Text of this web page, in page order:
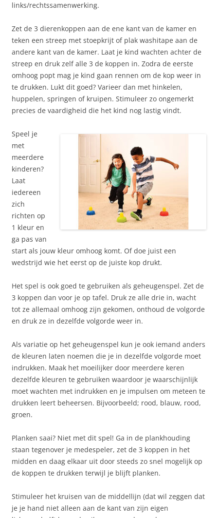
links/rechtssamenwerking.
Zet de 3 dierenkoppen aan de ene kant van de kamer en
teken een streep met stoepkrijt of plak washitape aan de
andere kant van de kamer. Laat je kind wachten achter de
streep en druk zelf alle 3 de koppen in. Zodra de eerste
omhoog popt mag je kind gaan rennen om de kop weer in
te drukken. Lukt dit goed? Varieer dan met hinkelen,
huppelen, springen of kruipen. Stimuleer zo ongemerkt
precies de vaardigheid die het kind nog lastig vindt.
Speel je
met
meerdere
kinderen?
Laat
iedereen
zich
richten op
1 kleur en
ga pas van
start als jouw kleur omhoog komt. Of doe juist een
wedstrijd wie het eerst op de juiste kop drukt.
Het spel is ook goed te gebruiken als geheugenspel. Zet de
3 koppen dan voor je op tafel. Druk ze alle drie in, wacht
tot ze allemaal omhoog zijn gekomen, onthoud de volgorde
en druk ze in dezelfde volgorde weer in.
Als variatie op het geheugenspel kun je ook iemand anders
de kleuren laten noemen die je in dezelfde volgorde moet
indrukken. Maak het moeilijker door meerdere keren
dezelfde kleuren te gebruiken waardoor je waarschijnlijk
moet wachten met indrukken en je impulsen om meteen te
drukken leert beheersen. Bijvoorbeeld; rood, blauw, rood,
groen.
Planken saai? Niet met dit spel! Ga in de plankhouding
staan tegenover je medespeler, zet de 3 koppen in het
midden en daag elkaar uit door steeds zo snel mogelijk op
de koppen te drukken terwijl je blijft planken.
Stimuleer het kruisen van de middellijn (dat wil zeggen dat
je je hand niet alleen aan de kant van zijn eigen